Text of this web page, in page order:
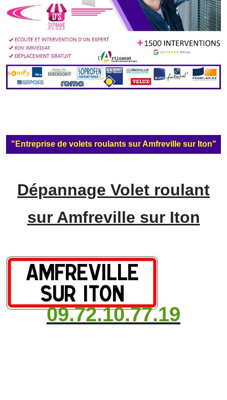
"Entreprise de volets roulants sur Amfreville sur Iton"
Dépannage Volet roulant
sur Amfreville sur Iton
09.72.10.77.19